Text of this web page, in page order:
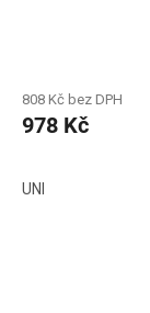
808 Kč bez DPH
978 Kč
UNI